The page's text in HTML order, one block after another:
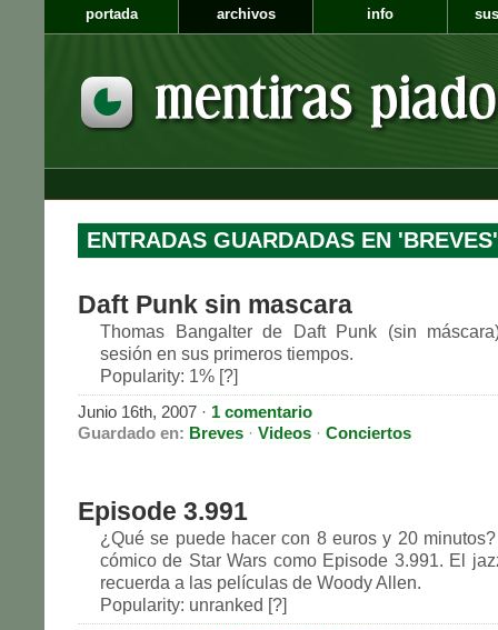
portada archivos info
ENTRADAS GUARDADAS EN 'BREVES'
Daft Punk sin mascara
Thomas Bangalter de Daft Punk (sin
sesión en sus primeros tiempos.
Popularity: 1% [?]
Junio 16th, 2007 · 1 comentario
Guardado en: Breves · Videos · Conciertos
Episode 3.991
¿Qué se puede hacer con 8 euros y 20
cómico de Star Wars como Episode 3.991. El
recuerda a las películas de Woody Allen.
Popularity: unranked [?]